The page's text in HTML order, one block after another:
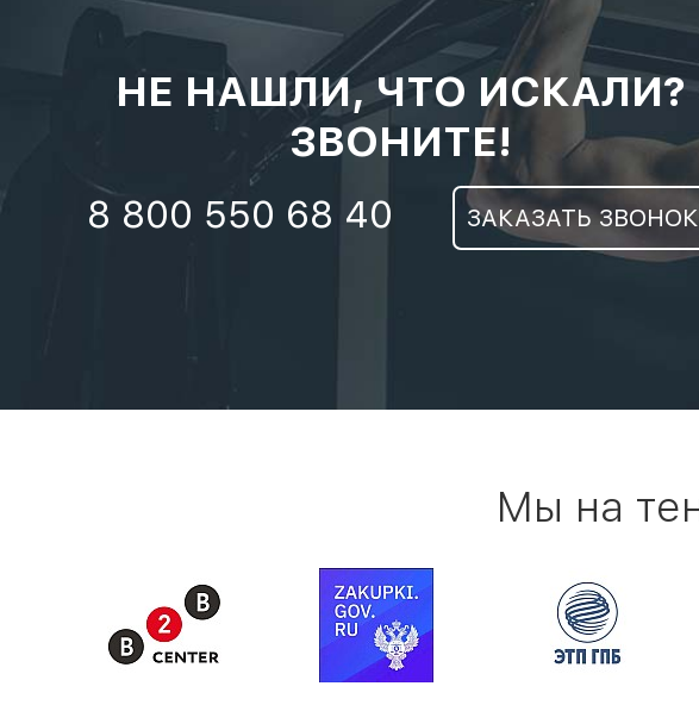
НЕ НАШЛИ, ЧТО ИСКАЛИ?
ЗВОНИТЕ!
8 800 550 68 40 ЗАКАЗАТЬ ЗВОНОК
Мы на